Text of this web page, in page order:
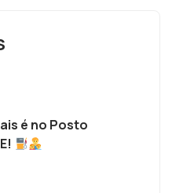
é no Posto